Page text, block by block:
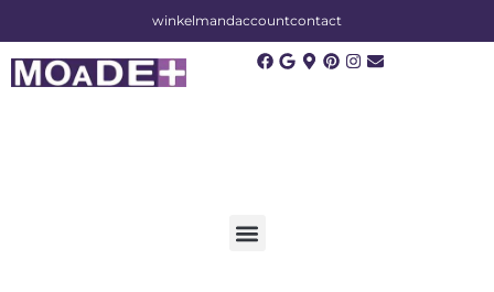
winkelmandaccountcontact